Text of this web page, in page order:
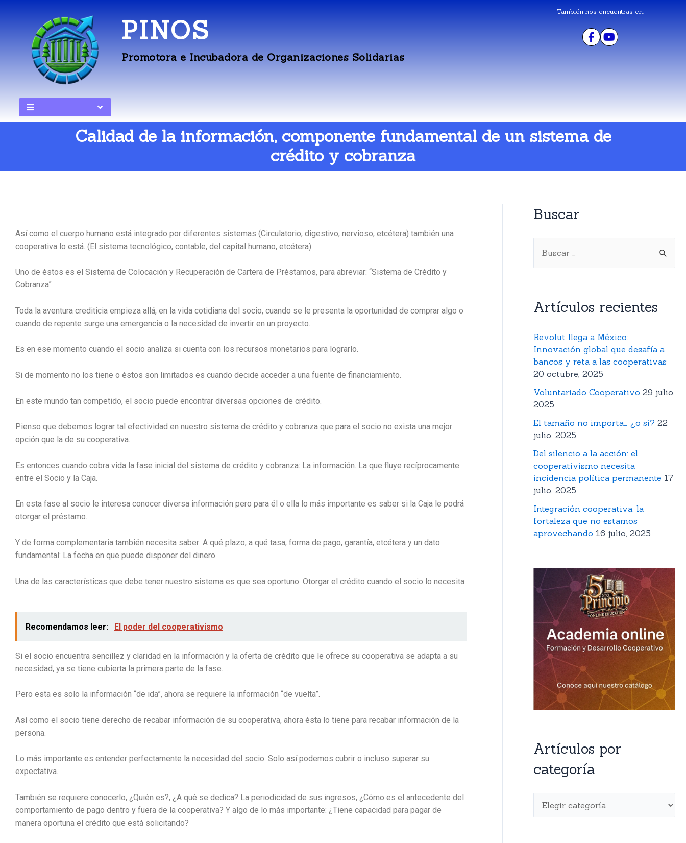
PINOS
Promotora e Incubadora de Organizaciones Solidarias
También nos encuentras en:
Calidad de la información, componente fundamental de un sistema de
crédito y cobranza
Así como el cuerpo humano está integrado por diferentes sistemas (Circulatorio, digestivo, nervioso, etcétera) también una
cooperativa lo está. (El sistema tecnológico, contable, del capital humano, etcétera)
Uno de éstos es el Sistema de Colocación y Recuperación de Cartera de Préstamos, para abreviar: “Sistema de Crédito y
Cobranza”
Toda la aventura crediticia empieza allá, en la vida cotidiana del socio, cuando se le presenta la oportunidad de comprar algo o
cuando de repente surge una emergencia o la necesidad de invertir en un proyecto.
Es en ese momento cuando el socio analiza si cuenta con los recursos monetarios para lograrlo.
Si de momento no los tiene o éstos son limitados es cuando decide acceder a una fuente de financiamiento.
En este mundo tan competido, el socio puede encontrar diversas opciones de crédito.
Pienso que debemos lograr tal efectividad en nuestro sistema de crédito y cobranza que para el socio no exista una mejor
opción que la de su cooperativa.
Es entonces cuando cobra vida la fase inicial del sistema de crédito y cobranza: La información. La que fluye recíprocamente
entre el Socio y la Caja.
En esta fase al socio le interesa conocer diversa información pero para él o ella lo más importante es saber si la Caja le podrá
otorgar el préstamo.
Y de forma complementaria también necesita saber: A qué plazo, a qué tasa, forma de pago, garantía, etcétera y un dato
fundamental: La fecha en que puede disponer del dinero.
Una de las características que debe tener nuestro sistema es que sea oportuno. Otorgar el crédito cuando el socio lo necesita.
Recomendamos leer: El poder del cooperativismo
Si el socio encuentra sencillez y claridad en la información y la oferta de crédito que le ofrece su cooperativa se adapta a su
necesidad, ya se tiene cubierta la primera parte de la fase. .
Pero esta es solo la información “de ida”, ahora se requiere la información “de vuelta”.
Así como el socio tiene derecho de recabar información de su cooperativa, ahora ésta lo tiene para recabar información de la
persona.
Lo más importante es entender perfectamente la necesidad del socio. Solo así podemos cubrir o incluso superar su
expectativa.
También se requiere conocerlo, ¿Quién es?, ¿A qué se dedica? La periodicidad de sus ingresos, ¿Cómo es el antecedente del
comportamiento de pago dentro y fuera de la cooperativa? Y algo de lo más importante: ¿Tiene capacidad para pagar de
manera oportuna el crédito que está solicitando?
Buscar
Artículos recientes
Revolut llega a México:
Innovación global que desafía a
bancos y reta a las cooperativas
20 octubre, 2025
Voluntariado Cooperativo 29 julio,
2025
El tamaño no importa… ¿o si? 22
julio, 2025
Del silencio a la acción: el
cooperativismo necesita
incidencia política permanente 17
julio, 2025
Integración cooperativa: la
fortaleza que no estamos
aprovechando 16 julio, 2025
Artículos por
categoría